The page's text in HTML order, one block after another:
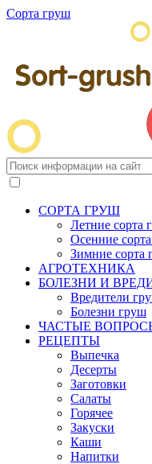
Сорта груш
СОРТА ГРУШ
Летние сорта
Осенние
Зимние сорта
АГРОТЕХНИКА
БОЛЕЗНИ И
Вредители
Болезни груш
ЧАСТЫЕ
РЕЦЕПТЫ
Выпечка
Десерты
Заготовки
Салаты
Горячее
Закуски
Каши
Напитки